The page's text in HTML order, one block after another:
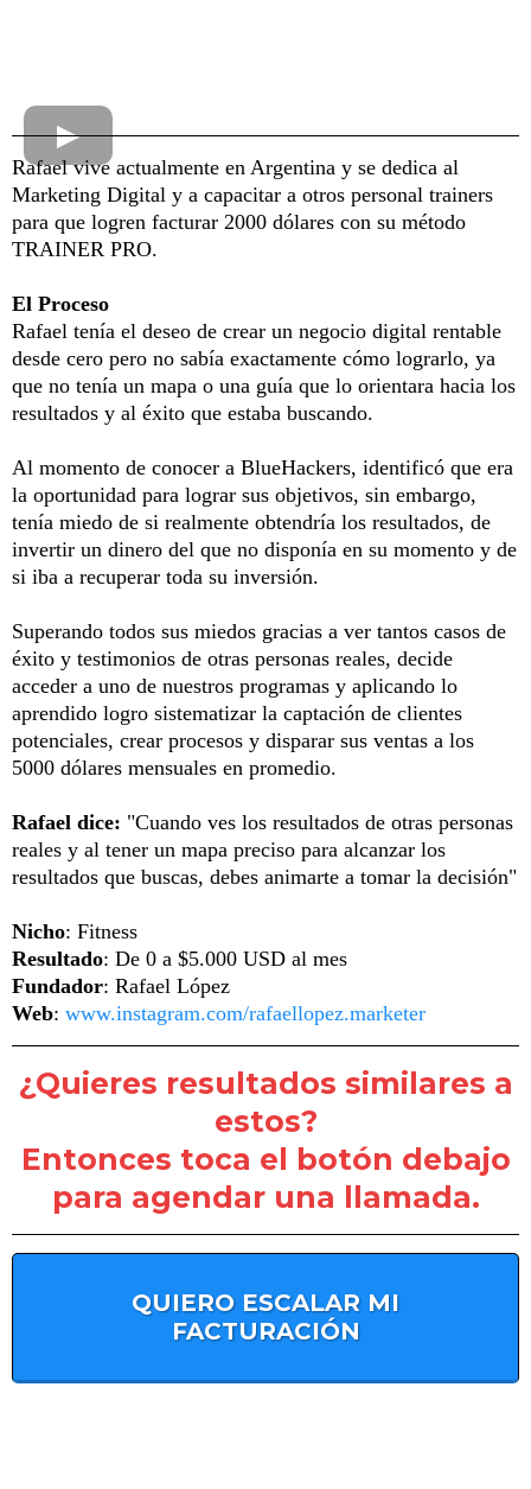
Rafael vive actualmente en Argentina y se dedica al
Marketing Digital y a capacitar a otros personal trainers
para que logren facturar 2000 dólares con su método
TRAINER PRO.
El Proceso
Rafael tenía el deseo de crear un negocio digital rentable
desde cero pero no sabía exactamente cómo lograrlo, ya
que no tenía un mapa o una guía que lo orientara hacia los
resultados y al éxito que estaba buscando.
Al momento de conocer a BlueHackers, identificó que era
la oportunidad para lograr sus objetivos, sin embargo,
tenía miedo de si realmente obtendría los resultados, de
invertir un dinero del que no disponía en su momento y de
si iba a recuperar toda su inversión.
Superando todos sus miedos gracias a ver tantos casos de
éxito y testimonios de otras personas reales, decide
acceder a uno de nuestros programas y aplicando lo
aprendido logro sistematizar la captación de clientes
potenciales, crear procesos y disparar sus ventas a los
5000 dólares mensuales en promedio.
Rafael dice: "Cuando ves los resultados de otras personas
reales y al tener un mapa preciso para alcanzar los
resultados que buscas, debes animarte a tomar la decisión"
Nicho: Fitness
Resultado: De 0 a $5.000 USD al mes
Fundador: Rafael López
Web: www.instagram.com/rafaellopez.marketer
¿Quieres resultados similares a
estos?
Entonces toca el botón debajo
para agendar una llamada.
QUIERO ESCALAR MI
FACTURACIÓN